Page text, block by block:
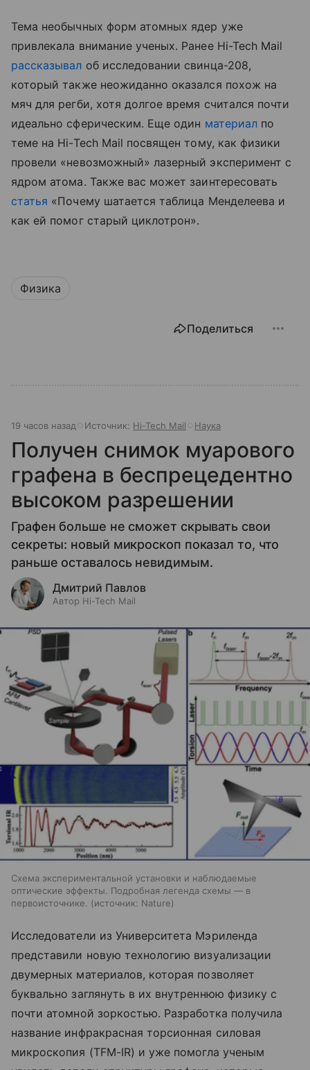
Тема необычных форм атомных ядер уже
привлекала внимание ученых. Ранее Hi-Tech Mail
рассказывал об исследовании свинца-208,
который также неожиданно оказался похож на
мяч для регби, хотя долгое время считался почти
идеально сферическим. Еще один материалпо
теме на Hi-Tech Mail посвящен тому, как физики
провели «невозможный» лазерный эксперимент с
ядром атома. Также вас может заинтересовать
статья «Почему шатается таблица Менделеева и
как ей помог старый циклотрон».
Физика
Поделиться
19 часов назад Источник: Hi-Tech Mail Наука
Получен снимок муарового
графена в беспрецедентно
высоком разрешении
Графен больше не сможет скрывать свои
секреты: новый микроскоп показал то, что
раньше оставалось невидимым.
Дмитрий Павлов
Автор Hi-Tech Mail
Схема экспериментальной установки и наблюдаемые
оптические эффекты. Подробная легенда схемы — в
первоисточнике.
источник: Nature
Исследователи из Университета Мэриленда
представили новую технологию визуализации
двумерных материалов, которая позволяет
буквально заглянуть в их внутреннюю физику с
почти атомной зоркостью. Разработка получила
название инфракрасная торсионная силовая
микроскопия (TFM-IR) и уже помогла ученым